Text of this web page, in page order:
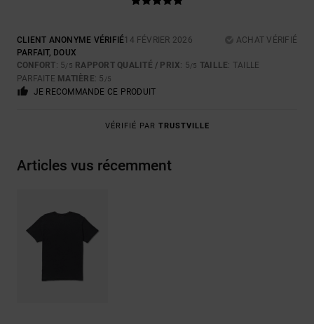
CLIENT ANONYME VÉRIFIÉ14 FÉVRIER 2026
ACHAT VÉRIFIÉ
PARFAIT, DOUX
CONFORT: 5/5 RAPPORT QUALITÉ / PRIX: 5/5 TAILLE: TAILLE
PARFAITE MATIÈRE: 5 /5
JE RECOMMANDE CE PRODUIT
VÉRIFIÉ PAR TRUSTVILLE
Articles vus récemment